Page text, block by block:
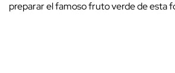
preparar el famoso fruto verde de esta